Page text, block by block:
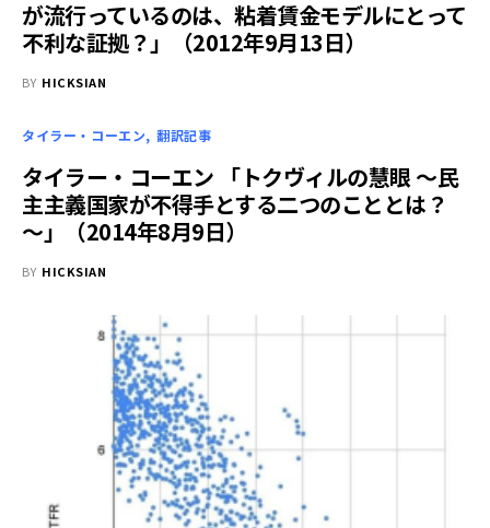
が流行っているのは、粘着賃金モデルにとって
不利な証拠？」（2012年9月13日）
BY HICKSIAN
タイラー・コーエン 翻訳記事
タイラー・コーエン 「トクヴィルの慧眼 ～民
主主義国家が不得手とする二つのこととは？
～」（2014年8月9日）
BY HICKSIAN